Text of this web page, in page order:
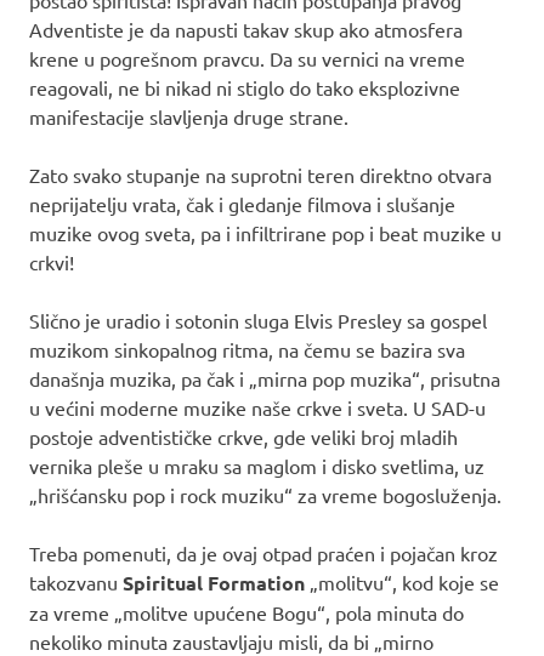
Adventiste je da napusti takav skup ako atmosfera
krene u pogrešnom pravcu. Da su vernici na vreme
reagovali, ne bi nikad ni stiglo do tako eksplozivne
manifestacije slavljenja druge strane.
Zato svako stupanje na suprotni teren direktno otvara
neprijatelju vrata, čak i gledanje filmova i slušanje
muzike ovog sveta, pa i infiltrirane pop i beat muzike u
crkvi!
Slično je uradio i sotonin sluga Elvis Presley sa gospel
muzikom sinkopalnog ritma, na čemu se bazira sva
današnja muzika, pa čak i „mirna pop muzika“, prisutna
u većini moderne muzike naše crkve i sveta. U SAD-u
postoje adventističke crkve, gde veliki broj mladih
vernika pleše u mraku sa maglom i disko svetlima, uz
„hrišćansku pop i rock muziku“ za vreme bogosluženja.
Treba pomenuti, da je ovaj otpad praćen i pojačan kroz
takozvanu Spiritual Formation „molitvu“, kod koje se
za vreme „molitve upućene Bogu“, pola minuta do
nekoliko minuta zaustavljaju misli, da bi „mirno